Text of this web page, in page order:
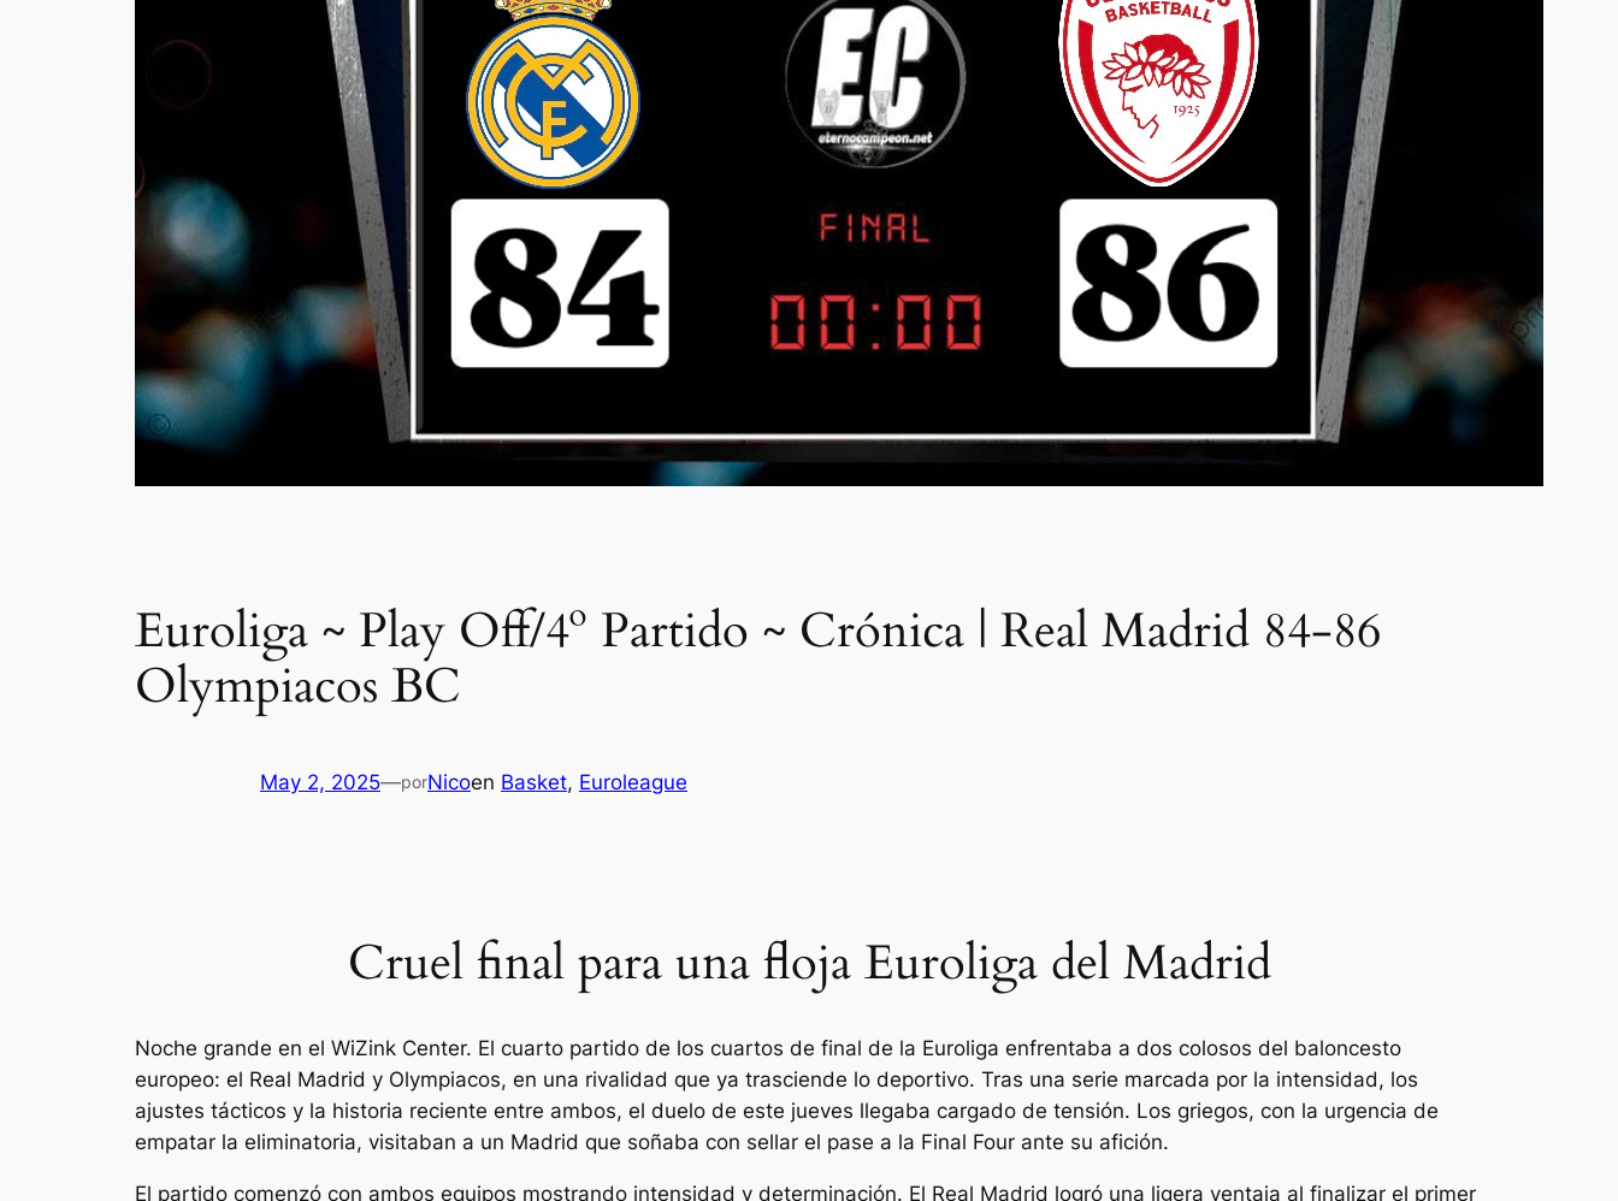
Euroliga ~ Play Off/4º Partido ~ Crónica | Real Madrid 84-86
Olympiacos BC
May 2, 2025—porNicoen Basket, Euroleague
Cruel final para una floja Euroliga del Madrid
Noche grande en el WiZink Center. El cuarto partido de los cuartos de final de la Euroliga enfrentaba a dos colosos del baloncesto
europeo: el Real Madrid y Olympiacos, en una rivalidad que ya trasciende lo deportivo. Tras una serie marcada por la intensidad, los
ajustes tácticos y la historia reciente entre ambos, el duelo de este jueves llegaba cargado de tensión. Los griegos, con la urgencia de
empatar la eliminatoria, visitaban a un Madrid que soñaba con sellar el pase a la Final Four ante su afición.
El partido comenzó con ambos equipos mostrando intensidad y determinación. El Real Madrid logró una ligera ventaja al finalizar el primer